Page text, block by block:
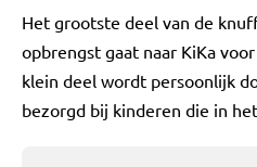
Het grootste deel van de
opbrengst gaat naar KiKa
klein deel wordt persoonlijk
bezorgd bij kinderen die in